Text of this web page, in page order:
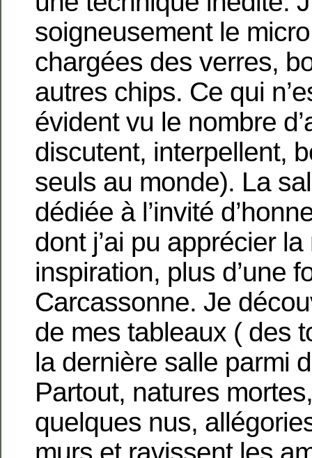
soigneusement le
chargées des verres,
autres chips. Ce qui
évident vu le nombre
discutent, interpellent,
seuls au monde). La
dédiée à l’invité
dont j’ai pu apprécier
inspiration, plus d’une
Carcassonne. Je
de mes tableaux ( des
la dernière salle parmi
Partout, natures
quelques nus,